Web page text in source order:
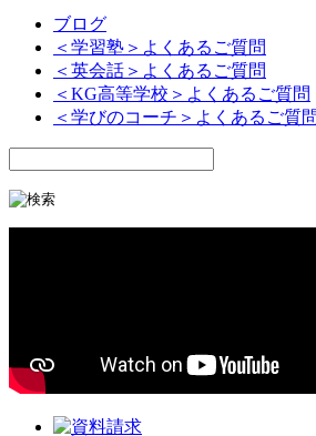
ブログ
＜学習塾＞よくあるご質問
＜英会話＞よくあるご質問
＜KG高等学校＞よくあるご質問
＜学びのコーチ＞よくあるご質問